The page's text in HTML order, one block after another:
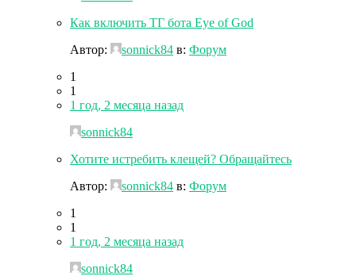
Как включить ТГ бота Eye of God
Автор:
sonnick84 в: Форум
1
1
1 год, 2 месяца назад
sonnick84
Хотите истребить клещей? Обращайтесь
Автор:
sonnick84 в: Форум
1
1
1 год, 2 месяца назад
sonnick84